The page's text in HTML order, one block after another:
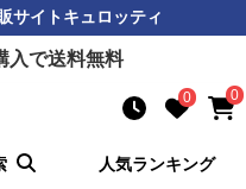
サイトキュロッティ
入で送料無料
0 0
人気ランキング